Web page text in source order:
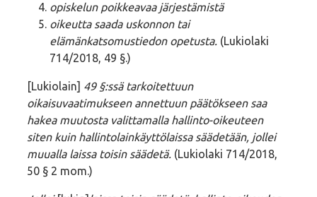
opiskelun poikkeavaa järjestämistä
oikeutta saada uskonnon tai
elämänkatsomustiedon opetusta. (Lukiolaki
714/2018, 49 §.)
[Lukiolain] 49 §:ssä tarkoitettuun
oikaisuvaatimukseen annettuun päätökseen saa
hakea muutosta valittamalla hallinto-oikeuteen
siten kuin hallintolainkäyttölaissa säädetään, jollei
muualla laissa toisin säädetä. (Lukiolaki 714/2018,
50 § 2 mom.)